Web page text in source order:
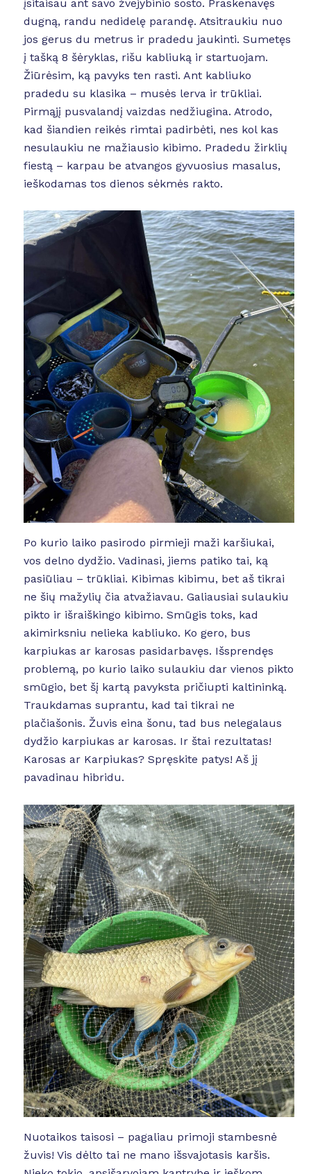
įsitaisau ant savo žvejybinio sosto. Praskenavęs
dugną, randu nedidelę parandę. Atsitraukiu nuo
jos gerus du metrus ir pradedu jaukinti. Sumetęs
į tašką 8 šėryklas, rišu kabliuką ir startuojam.
Žiūrėsim, ką pavyks ten rasti. Ant kabliuko
pradedu su klasika – musės lerva ir trūkliai.
Pirmąjį pusvalandį vaizdas nedžiugina. Atrodo,
kad šiandien reikės rimtai padirbėti, nes kol kas
nesulaukiu ne mažiausio kibimo. Pradedu žirklių
fiestą – karpau be atvangos gyvuosius masalus,
ieškodamas tos dienos sėkmės rakto.
Po kurio laiko pasirodo pirmieji maži karšiukai,
vos delno dydžio. Vadinasi, jiems patiko tai, ką
pasiūliau – trūkliai. Kibimas kibimu, bet aš tikrai
ne šių mažylių čia atvažiavau. Galiausiai sulaukiu
pikto ir išraiškingo kibimo. Smūgis toks, kad
akimirksniu nelieka kabliuko. Ko gero, bus
karpiukas ar karosas pasidarbavęs. Išsprendęs
problemą, po kurio laiko sulaukiu dar vienos pikto
smūgio, bet šį kartą pavyksta pričiupti kaltininką.
Traukdamas suprantu, kad tai tikrai ne
plačiašonis. Žuvis eina šonu, tad bus nelegalaus
dydžio karpiukas ar karosas. Ir štai rezultatas!
Karosas ar Karpiukas? Spręskite patys! Aš jį
pavadinau hibridu.
Nuotaikos taisosi – pagaliau primoji stambesnė
žuvis! Vis dėlto tai ne mano išsvajotasis karšis.